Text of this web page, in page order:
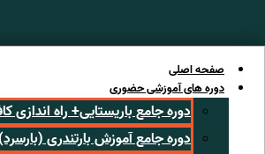
صفحه اصلی
دوره های آموزشی حضوری
دوره جامع باریستایی+ راه اندازی
دوره جامع آموزش بارتندری